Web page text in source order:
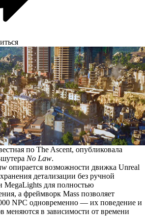
по The Ascent, опубликовала
No Law.
опирается возможности движка Unreal
детализации без ручной
MegaLights для полностью
а фреймворк Mass позволяет
NPC одновременно — их поведение и
меняются в зависимости от времени